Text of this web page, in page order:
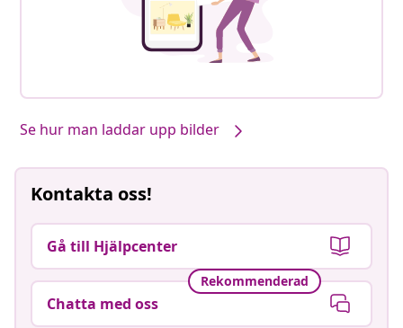
Se hur man laddar upp bilder
Kontakta oss!
Gå till Hjälpcenter
Rekommenderad
Chatta med oss